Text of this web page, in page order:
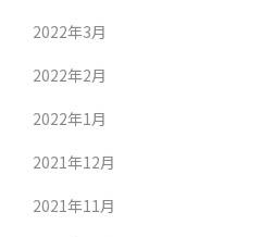
2022年3月
2022年2月
2022年1月
2021年12月
2021年11月